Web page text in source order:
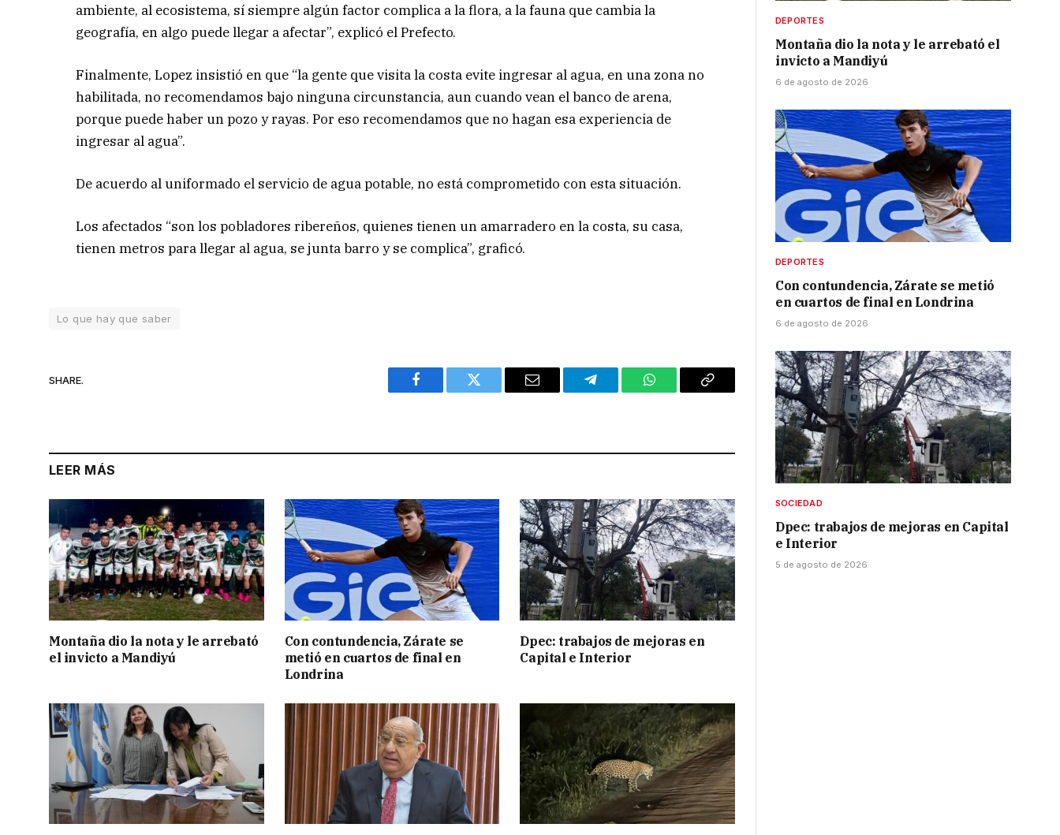
ambiente, al ecosistema, sí siempre algún factor complica a la flora, a la fauna que cambia la
geografía, en algo puede llegar a afectar”, explicó el Prefecto.
Finalmente, Lopez insistió en que “la gente que visita la costa evite ingresar al agua, en una zona no
habilitada, no recomendamos bajo ninguna circunstancia, aun cuando vean el banco de arena,
porque puede haber un pozo y rayas. Por eso recomendamos que no hagan esa experiencia de
ingresar al agua”.
De acuerdo al uniformado el servicio de agua potable, no está comprometido con esta situación.
Los afectados “son los pobladores ribereños, quienes tienen un amarradero en la costa, su casa,
tienen metros para llegar al agua, se junta barro y se complica”, graficó.
Lo que hay que saber
SHARE.
Facebook Twitter Email Telegram WhatsAppCopy
LEER MÁS
Montaña dio la nota y le arrebató
el invicto a Mandiyú
Con contundencia, Zárate se
metió en cuartos de final en
Londrina
Dpec: trabajos de mejoras en
Capital e Interior
DEPORTES
Montaña dio la nota y le arrebató el
invicto a Mandiyú
6 de agosto de 2026
DEPORTES
Con contundencia, Zárate se metió
en cuartos de final en Londrina
6 de agosto de 2026
SOCIEDAD
Dpec: trabajos de mejoras en Capital
e Interior
5 de agosto de 2026